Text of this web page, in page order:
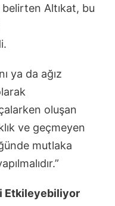
Altıkat, bu
ya da ağız
oluşan
ve geçmeyen
mutlaka
Etkileyebiliyor